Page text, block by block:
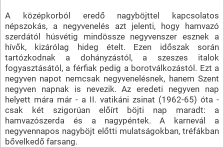
A középkorból eredő nagyböjttel kapcsolatos
népszokás, a negyvenelés azt jelenti, hogy hamvazó
szerdától húsvétig mindössze negyvenszer esznek a
hívők, kizárólag hideg ételt. Ezen időszak során
tartózkodnak a dohányzástól, a szeszes italok
fogyasztásától, a férfiak pedig a borotválkozástól. Ezt a
negyven napot nemcsak negyvenelésnek, hanem Szent
negyven napnak is nevezik. Az eredeti negyven nap
helyett mára már - a II. vatikáni zsinat (1962-65) óta -
csak két szigorúan előírt böjti nap maradt: a
hamvazószerda és a nagypéntek. A karnevál a
negyvennapos nagyböjt előtti mulatságokban, tréfákban
bővelkedő farsang.